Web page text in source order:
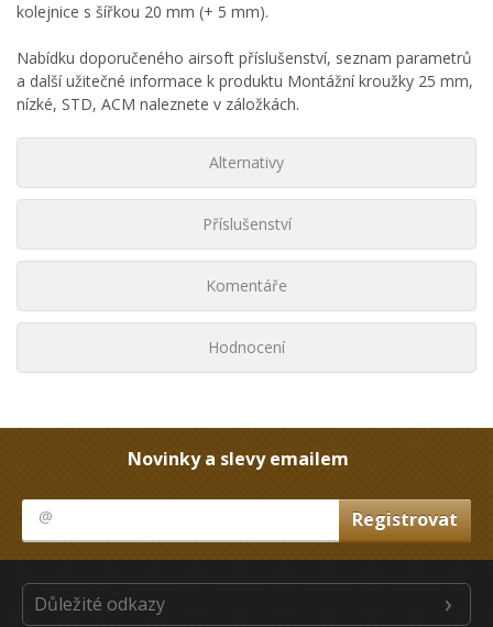
kolejnice s šířkou 20 mm (+ 5 mm).
Nabídku doporučeného airsoft příslušenství, seznam parametrů
a další užitečné informace k produktu Montážní kroužky 25 mm,
nízké, STD, ACM naleznete v záložkách.
Alternativy
Příslušenství
Komentáře
Hodnocení
Novinky a slevy emailem
Důležité odkazy